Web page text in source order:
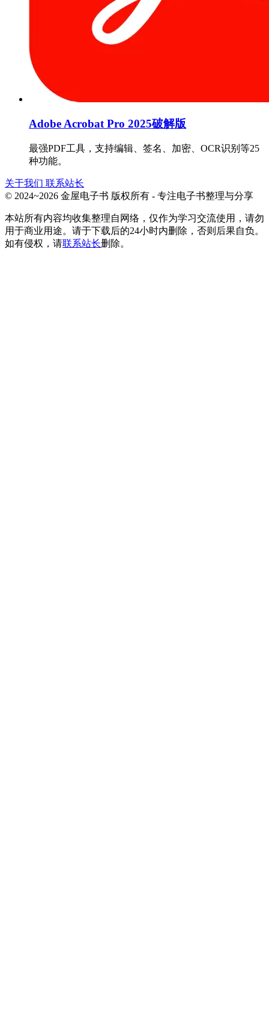
Adobe Acrobat Pro 2025破解版
最强PDF工具，支持编辑、签名、加密、OCR识别等25
种功能。
关于我们 联系站长
© 2024~2026 金屋电子书 版权所有 - 专注电子书整理与分享
本站所有内容均收集整理自网络，仅作为学习交流使用，请勿
用于商业用途。请于下载后的24小时内删除，否则后果自负。
如有侵权，请联系站长删除。